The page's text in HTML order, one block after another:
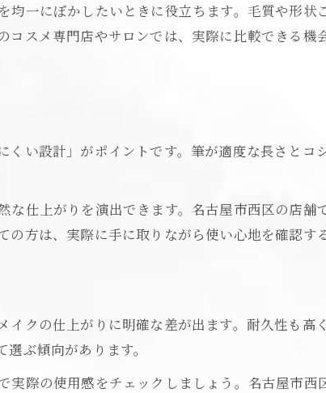
る筆の選び方を解説
通販で選ぶメリットと注意点
通販活用術と賢い選び方
一にぼかしたいときに役立ちます。毛質や形状
スメ専門店やサロンでは、実際に比較できる機
い設計」がポイントです。筆が適度な長さとコ
仕上がりを演出できます。名古屋市西区の店舗
方は、実際に手に取りながら使い心地を確認す
クの仕上がりに明確な差が出ます。耐久性も高
ぶ傾向があります。
際の使用感をチェックしましょう。名古屋市西